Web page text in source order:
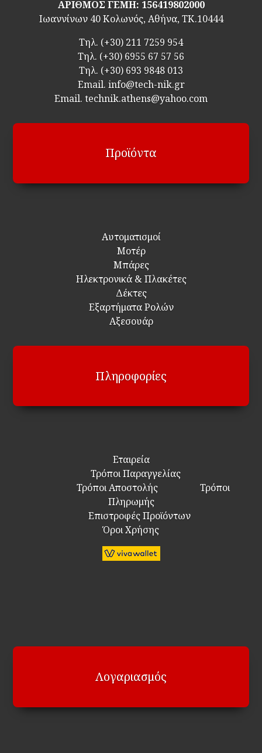
ΑΡΙΘΜΟΣ ΓΕΜΗ: 156419802000
Ιωαννίνων 40 Κολωνός, Αθήνα, ΤΚ.10444
Τηλ. (+30) 211 7259 954
Τηλ. (+30) 6955 67 57 56
Τηλ. (+30) 693 9848 013
Email. info@tech-nik.gr
Email. technik.athens@yahoo.com
Προϊόντα
Αυτοματισμοί
Μοτέρ
Μπάρες
Ηλεκτρονικά & Πλακέτες
Δέκτες
Εξαρτήματα Ρολών
Αξεσουάρ
Πληροφορίες
Εταιρεία
Τρόποι Παραγγελίας
Τρόποι Αποστολής
Τρόποι
Πληρωμής
Επιστροφές Προϊόντων
Όροι Χρήσης
Λογαριασμός